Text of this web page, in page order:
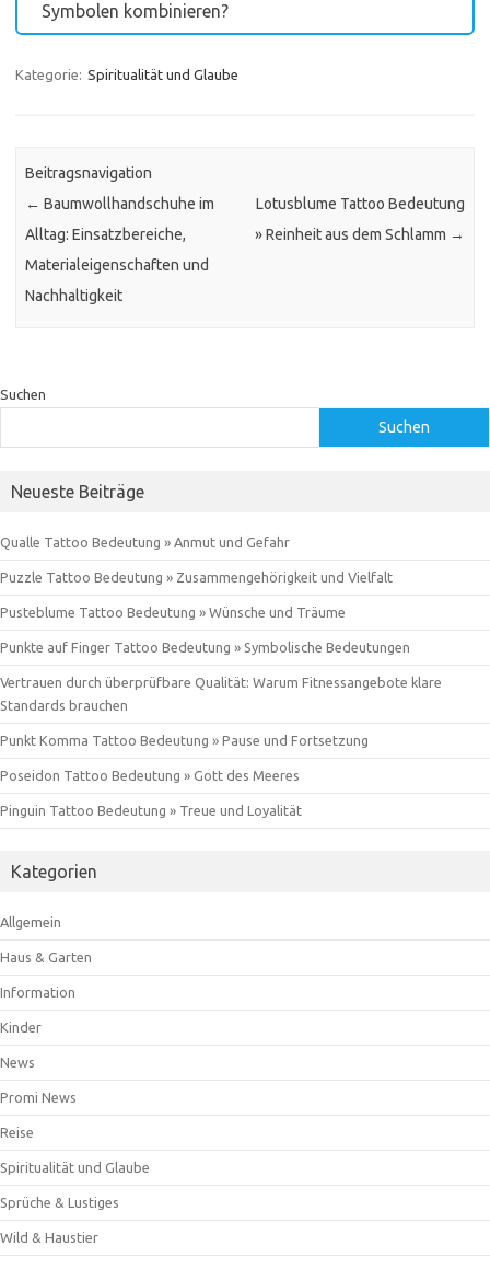
Symbolen kombinieren?
Kategorie: Spiritualität und Glaube
Beitragsnavigation
← Baumwollhandschuhe im
Alltag: Einsatzbereiche,
Materialeigenschaften und
Nachhaltigkeit
Lotusblume Tattoo Bedeutung
» Reinheit aus dem Schlamm →
Suchen
Suchen
Neueste Beiträge
Qualle Tattoo Bedeutung » Anmut und Gefahr
Puzzle Tattoo Bedeutung » Zusammengehörigkeit und Vielfalt
Pusteblume Tattoo Bedeutung » Wünsche und Träume
Punkte auf Finger Tattoo Bedeutung » Symbolische Bedeutungen
Vertrauen durch überprüfbare Qualität: Warum Fitnessangebote klare
Standards brauchen
Punkt Komma Tattoo Bedeutung » Pause und Fortsetzung
Poseidon Tattoo Bedeutung » Gott des Meeres
Pinguin Tattoo Bedeutung » Treue und Loyalität
Kategorien
Allgemein
Haus & Garten
Information
Kinder
News
Promi News
Reise
Spiritualität und Glaube
Sprüche & Lustiges
Wild & Haustier